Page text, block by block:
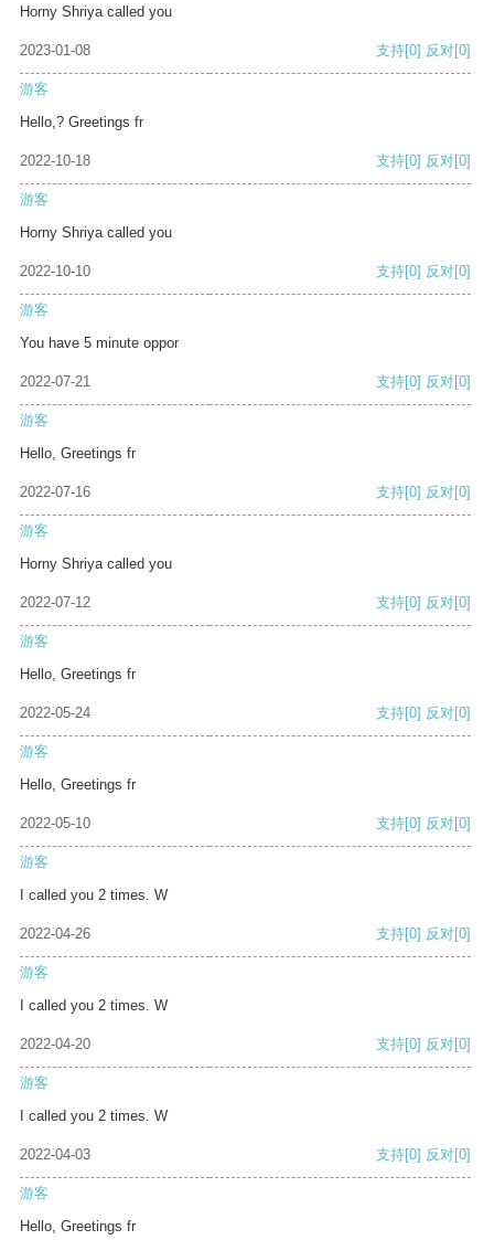
Horny Shriya called you
2023-01-08 支持[0] 反对[0]
游客
Hello,? Greetings fr
2022-10-18 支持[0] 反对[0]
游客
Horny Shriya called you
2022-10-10 支持[0] 反对[0]
游客
You have 5 minute oppor
2022-07-21 支持[0] 反对[0]
游客
Hello, Greetings fr
2022-07-16 支持[0] 反对[0]
游客
Horny Shriya called you
2022-07-12 支持[0] 反对[0]
游客
Hello, Greetings fr
2022-05-24 支持[0] 反对[0]
游客
Hello, Greetings fr
2022-05-10 支持[0] 反对[0]
游客
I called you 2 times. W
2022-04-26 支持[0] 反对[0]
游客
I called you 2 times. W
2022-04-20 支持[0] 反对[0]
游客
I called you 2 times. W
2022-04-03 支持[0] 反对[0]
游客
Hello, Greetings fr